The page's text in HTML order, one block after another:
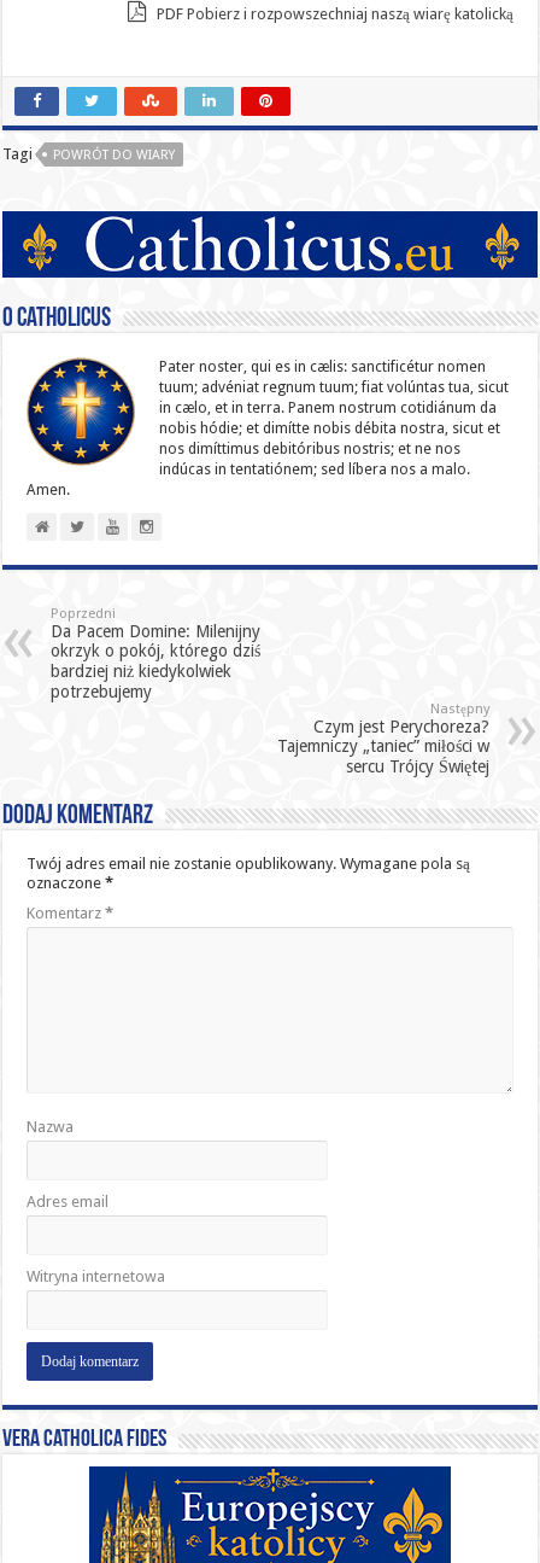
PDF Pobierz i rozpowszechniaj naszą wiarę katolicką
Tagi POWRÓT DO WIARY
O catholicus
Pater noster, qui es in cælis: sanc­ti­ficétur nomen
tuum; advéniat regnum tuum; fiat volúntas tua, sicut
in cælo, et in terra. Panem nostrum cotidiánum da
nobis hódie; et dimítte nobis débita nostra, sicut et
nos dimíttimus debitóribus nostris; et ne nos
indúcas in ten­ta­tiónem; sed líbera nos a malo.
Amen.
Poprzedni
Da Pacem Domine: Milenijny
okrzyk o pokój, którego dziś
bardziej niż kiedykolwiek
potrzebujemy
Następny
Czym jest Perychoreza?
Tajemniczy „taniec” miłości w
sercu Trójcy Świętej
Dodaj komentarz
Twój adres email nie zostanie opublikowany. Wymagane pola są
oznaczone*
Komentarz*
Nazwa
Adres email
Witryna internetowa
Vera catholica fides